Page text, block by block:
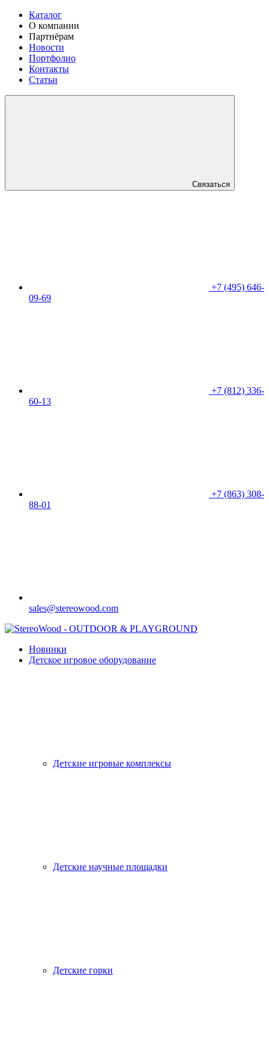
Каталог
О компании
Партнёрам
Новости
Портфолио
Контакты
Статьи
Связаться
+7 (495) 646-
09-69
+7 (812) 336-
60-13
+7 (863) 308-
88-01
sales@stereowood.com
Новинки
Детское игровое оборудование
Детские игровые комплексы
Детские научные площадки
Детские горки